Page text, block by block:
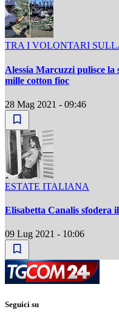
TRA I VOLONTARI
Alessia Marcuzzi pulisce
mille cotton fioc
28 Mag 2021 - 09:46
ESTATE ITALIANA
Elisabetta Canalis sfodera
09 Lug 2021 - 10:06
Seguici su